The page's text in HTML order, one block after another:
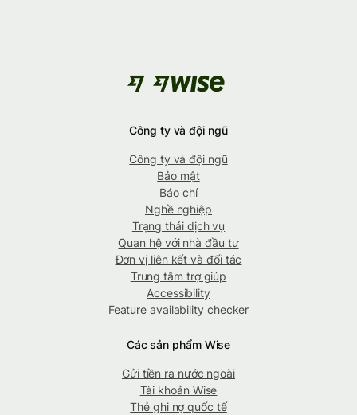
Công ty và đội ngũ
Công ty và đội ngũ
Bảo mật
Báo chí
Nghề nghiệp
Trạng thái dịch vụ
Quan hệ với nhà đầu tư
Đơn vị liên kết và đối tác
Trung tâm trợ giúp
Accessibility
Feature availability checker
Các sản phẩm Wise
Gửi tiền ra nước ngoài
Tài khoản Wise
Thẻ ghi nợ quốc tế